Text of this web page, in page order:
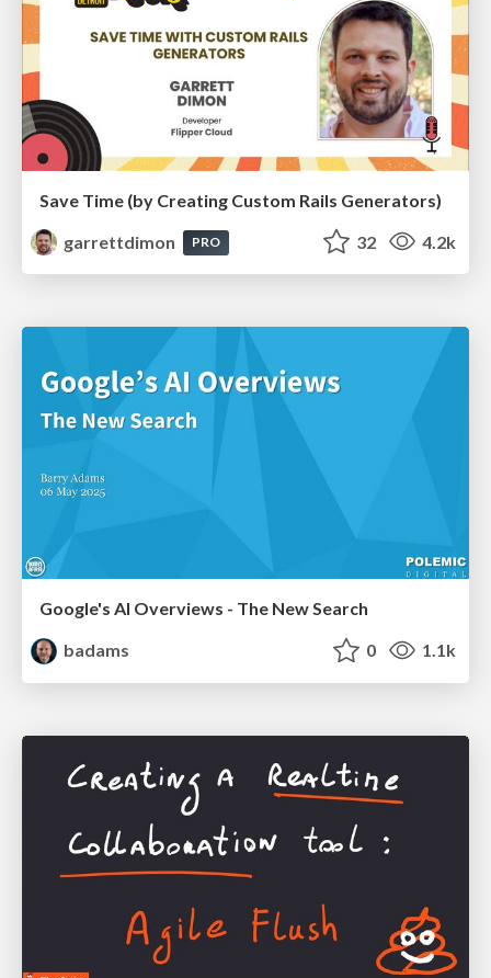
Save Time (by Creating Custom Rails Generators)
garrettdimon
PRO 32 4.2k
Google's AI Overviews - The New Search
badams
0 1.1k